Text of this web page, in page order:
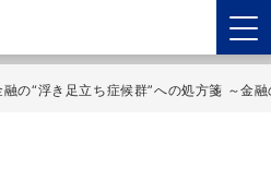
融の“浮き足立ち症候群”への処方箋 ～金